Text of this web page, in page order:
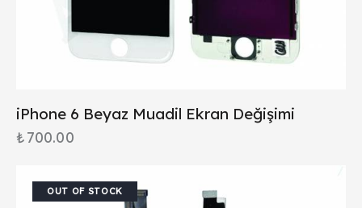
iPhone 6 Beyaz Muadil Ekran Değişimi
₺700.00
OUT OF STOCK